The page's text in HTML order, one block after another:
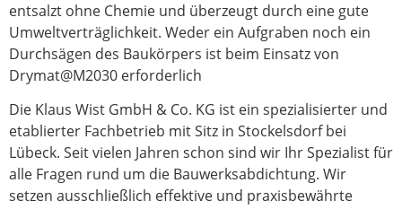
entsalzt ohne Chemie und überzeugt durch eine gute
Umweltverträglichkeit. Weder ein Aufgraben noch ein
Durchsägen des Baukörpers ist beim Einsatz von
Drymat@M2030 erforderlich
Die Klaus Wist GmbH & Co. KG ist ein spezialisierter und
etablierter Fachbetrieb mit Sitz in Stockelsdorf bei
Lübeck. Seit vielen Jahren schon sind wir Ihr Spezialist für
alle Fragen rund um die Bauwerksabdichtung. Wir
setzen ausschließlich effektive und praxisbewährte